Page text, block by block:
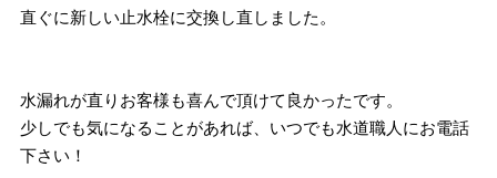
直ぐに新しい止水栓に交換し直しました。
水漏れが直りお客様も喜んで頂けて良かったです。
少しでも気になることがあれば、いつでも水道職人にお電話
下さい！